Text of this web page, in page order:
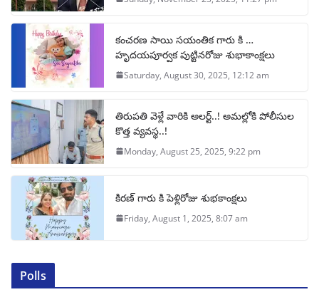
కంచరణ సాయి సయంతిక గారు కి …
హృదయపూర్వక పుట్టినరోజు శుభాకాంక్షలు
Saturday, August 30, 2025, 12:12 am
తిరుపతి వెళ్లే వారికి అలర్ట్..! అమల్లోకి పోలీసుల
కొత్త వ్యవస్థ..!
Monday, August 25, 2025, 9:22 pm
కిరణ్ గారు కి పెళ్లిరోజు శుభకాంక్షలు
Friday, August 1, 2025, 8:07 am
Polls